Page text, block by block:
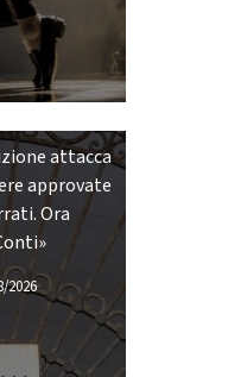
attacca
approvate
Ora
2026